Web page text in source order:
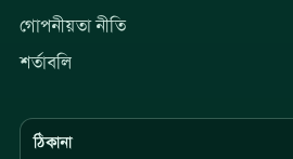
গোপনীয়তা নীতি
শর্তাবলি
ঠিকানা